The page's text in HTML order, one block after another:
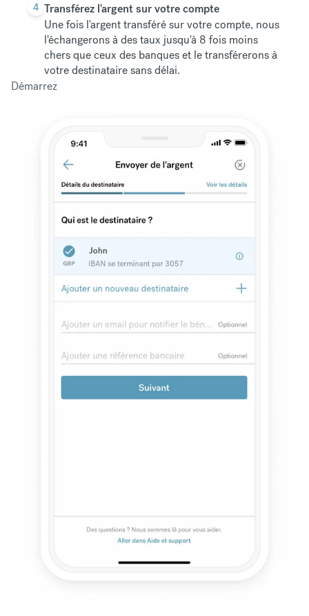
4 Transférez l'argent sur votre compte
Une fois l'argent transféré sur votre compte, nous
l'échangerons à des taux jusqu'à 8 fois moins
chers que ceux des banques et le transférerons à
votre destinataire sans délai.
Démarrez